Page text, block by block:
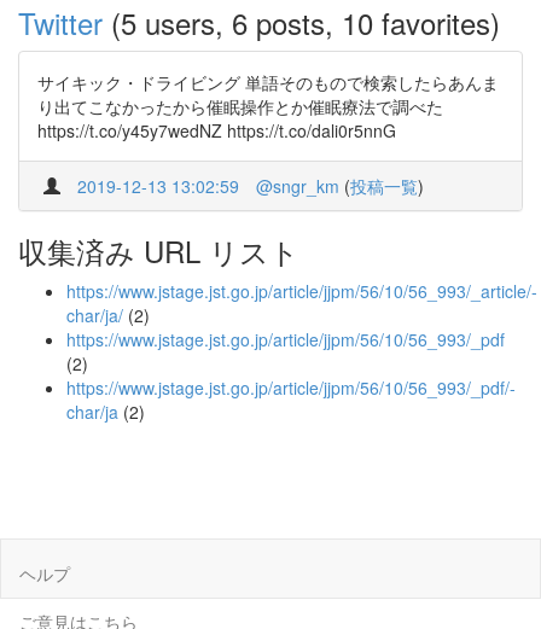
Twitter (5 users, 6 posts, 10 favorites)
サイキック・ドライビング 単語そのもので検索したらあんま
り出てこなかったから催眠操作とか催眠療法で調べた
https://t.co/y45y7wedNZ https://t.co/dali0r5nnG
2019-12-13 13:02:59 @sngr_km (投稿一覧)
収集済み URL リスト
https://www.jstage.jst.go.jp/article/jjpm/56/10/56_993/_article/-
char/ja/ (2)
https://www.jstage.jst.go.jp/article/jjpm/56/10/56_993/_pdf
(2)
https://www.jstage.jst.go.jp/article/jjpm/56/10/56_993/_pdf/-
char/ja (2)
ヘルプ
ご意見はこちら